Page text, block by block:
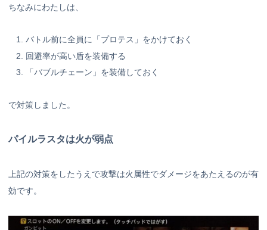
ちなみにわたしは、
バトル前に全員に「プロテス」をかけておく
回避率が高い盾を装備する
「バブルチェーン」を装備しておく
で対策しました。
パイルラスタは火が弱点
上記の対策をしたうえで攻撃は火属性でダメージをあたえるのが有
効です。